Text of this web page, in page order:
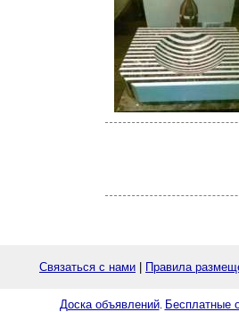
Связаться с нами Правила
Доска объявлений. Бесплатные